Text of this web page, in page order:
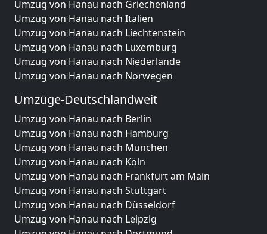
Umzug von Hanau nach Griechenland
Umzug von Hanau nach Italien
Umzug von Hanau nach Liechtenstein
Umzug von Hanau nach Luxemburg
Umzug von Hanau nach Niederlande
Umzug von Hanau nach Norwegen
Umzüge-Deutschlandweit
Umzug von Hanau nach Berlin
Umzug von Hanau nach Hamburg
Umzug von Hanau nach München
Umzug von Hanau nach Köln
Umzug von Hanau nach Frankfurt am Main
Umzug von Hanau nach Stuttgart
Umzug von Hanau nach Düsseldorf
Umzug von Hanau nach Leipzig